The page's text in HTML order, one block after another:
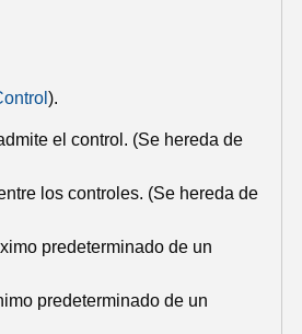
).
el control. (Se hereda de
los controles. (Se hereda de
predeterminado de un
predeterminado de un